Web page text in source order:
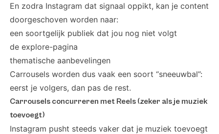
En zodra Instagram dat signaal oppikt, kan je content
doorgeschoven worden naar:
een soortgelijk publiek dat jou nog niet volgt
de explore-pagina
thematische aanbevelingen
Carrousels worden dus vaak een soort “sneeuwbal”:
eerst je volgers, dan pas de rest.
Carrousels concurreren met Reels (zeker als je muziek
toevoegt)
Instagram pusht steeds vaker dat je muziek toevoegt